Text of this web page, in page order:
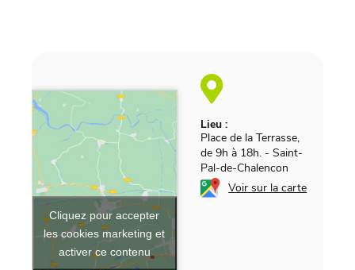
Lieu :
Place de la Terrasse,
de 9h à 18h. -Saint-
Pal-de-Chalencon
Voir sur la carte
Cliquez pour accepter
les cookies marketing et
activer ce contenu